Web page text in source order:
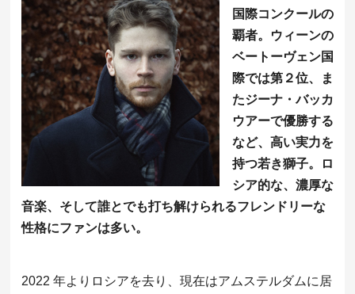
国際コンクールの
覇者。ウィーンの
ベートーヴェン国
際では第２位、ま
たジーナ・バッカ
ウアーで優勝する
など、高い実力を
持つ若き獅子。ロ
シア的な、濃厚な
音楽、そして誰とでも打ち解けられるフレンドリーな
性格にファンは多い。
2022 年よりロシアを去り、現在はアムステルダムに居